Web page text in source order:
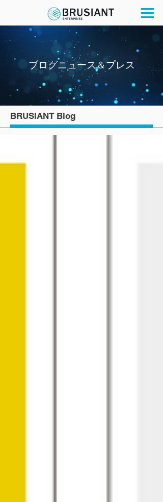
ブログニュース＆プレス
BRUSIANT Blog